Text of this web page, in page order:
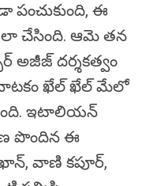
పంచుకుంది, ఈ
చేసింది. ఆమె తన
అజీజ్ దర్శకత్వం
ఖేల్ ఖేల్ మేలో
ఇటాలియన్
పొందిన ఈ
వాణి కపూర్,